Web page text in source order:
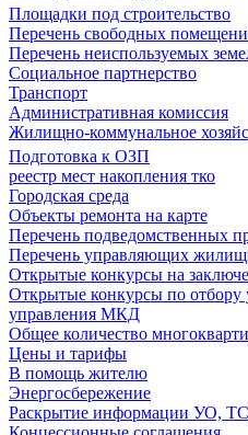
Площадки под строительство
Перечень свободных
Перечень неиспользуемых
Социальное партнерство
Транспорт
Административная комиссия
Жилищно-коммунальное
Подготовка к ОЗП
реестр мест накопления тко
Городская среда
Объекты ремонта на карте
Перечень подведомственных
Перечень управляющих
Открытые конкурсы на
Открытые конкурсы по
управления МКД
Общее количество
Цены и тарифы
В помощь жителю
Энергосбережение
Раскрытие информации УО,